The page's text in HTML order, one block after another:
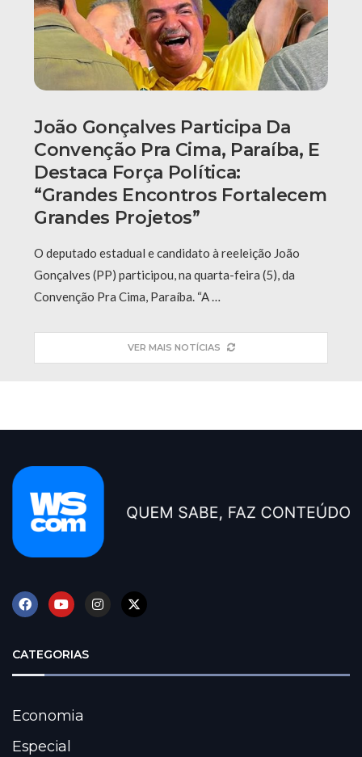
João Gonçalves Participa Da
Convenção Pra Cima, Paraíba, E
Destaca Força Política:
“grandes Encontros Fortalecem
Grandes Projetos”
O deputado estadual e candidato à reeleição João
Gonçalves (PP) participou, na quarta-feira (5), da
Convenção Pra Cima, Paraíba. “A …
VER MAIS NOTÍCIAS
CATEGORIAS
Economia
Especial